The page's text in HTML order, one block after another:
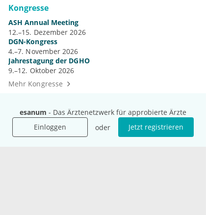
esanum - Das Ärztenetzwerk für approbierte Ärzte
Einloggen
oder Jetzt registrieren
Kongresse
ASH Annual Meeting
12.–15. Dezember 2026
DGN-Kongress
4.–7. November 2026
Jahrestagung der DGHO
9.–12. Oktober 2026
Mehr Kongresse